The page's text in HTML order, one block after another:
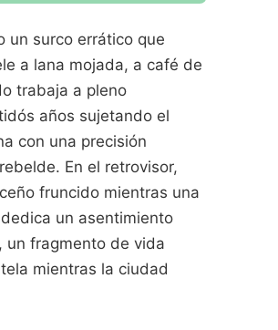
un surco errático que
a lana mojada, a café de
trabaja a pleno
años sujetando el
con una precisión
En el retrovisor,
fruncido mientras una
un asentimiento
un fragmento de vida
mientras la ciudad